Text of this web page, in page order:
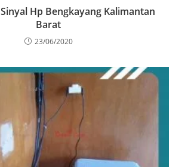
Hp Bengkayang Kalimantan
Barat
23/06/2020